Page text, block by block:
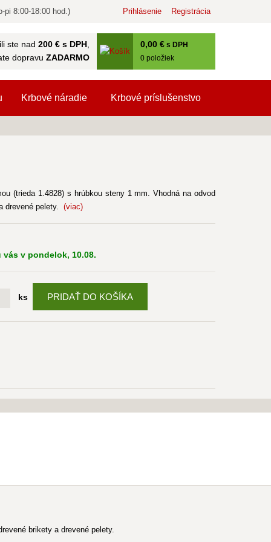
ste nad 200 € s DPH ,
dopravu ZADARMO
0,00 € s DPH
0 položiek
Prihlásenie Registrácia
pi 8:00-18:00 hod.)
Krbové náradie Krbové príslušenstvo
(trieda 1.4828) s hrúbkou steny 1 mm. Vhodná na odvod
drevené pelety. (viac)
v pondelok, 10.08.
ks PRIDAŤ DO KOŠÍKA
brikety a drevené pelety.